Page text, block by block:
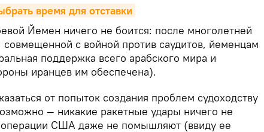
время для отставки
Йемен ничего не боится: после многолетней
с войной против саудитов, йеменцам
поддержка всего арабского мира и
иранцев им обеспечена).
от попыток создания проблем судоходству
— никакие ракетные удары ничего не
операции США даже не помышляют (ввиду ее